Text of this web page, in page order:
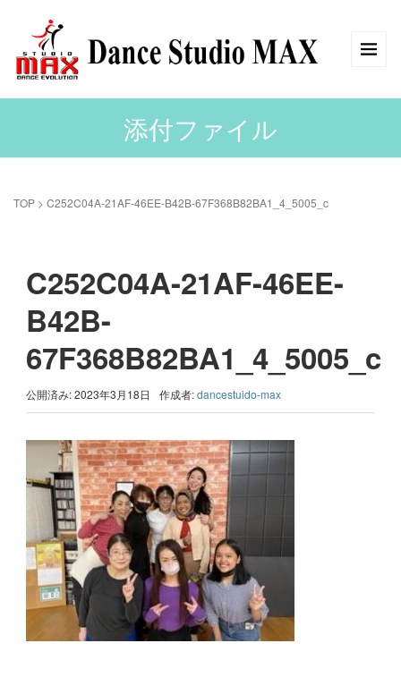
添付ファイル
TOP > C252C04A-21AF-46EE-B42B-67F368B82BA1_4_5005_c
C252C04A-21AF-46EE-
B42B-
67F368B82BA1_4_5005_c
公開済み: 2023年3月18日 作成者:dancestuido-max